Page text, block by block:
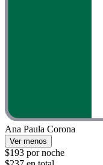
Ana Paula Corona
Ver menos
$193 por noche